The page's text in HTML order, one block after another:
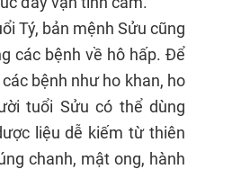
Tý, bản mệnh Sửu cũng
các bệnh về hô hấp. Để
bệnh như ho khan, ho
tuổi Sửu có thể dùng
liệu dễ kiếm từ thiên
chanh, mật ong, hành